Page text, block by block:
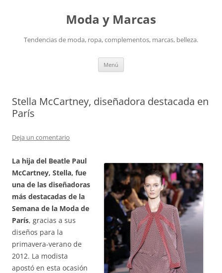
Moda y Marcas
Tendencias de moda, ropa, complementos, marcas, belleza.
Menú
Stella McCartney, diseñadora destacada en
París
Deja un comentario
La hija del Beatle Paul
McCartney, Stella, fue
una de las diseñadoras
más destacadas de la
Semana de la Moda de
París, gracias a sus
diseños para la
primavera-verano de
2012. La modista
apostó en esta ocasión